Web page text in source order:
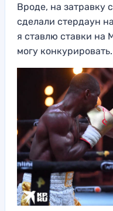
Вроде, на затравку
сделали стердаун
я ставлю ставки
могу